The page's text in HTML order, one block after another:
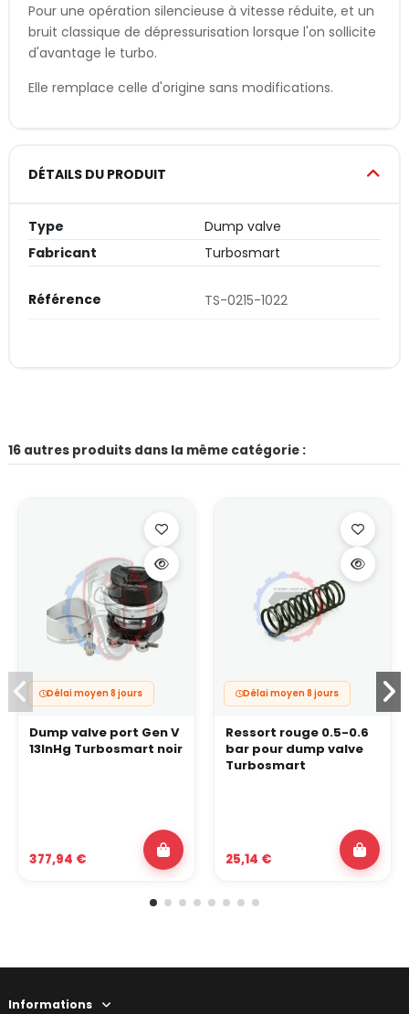
Pour une opération silencieuse à vitesse réduite, et un
bruit classique de dépressurisation lorsque l'on sollicite
d'avantage le turbo.
Elle remplace celle d'origine sans modifications.
DÉTAILS DU PRODUIT
Type
Dump valve
Fabricant
Turbosmart
Référence TS-0215-1022
16 autres produits dans la même catégorie :
Délai moyen 8 jours
Dump valve port Gen V
13lnHg Turbosmart noir
377,94 €
Délai moyen 8 jours
Ressort rouge 0.5-0.6
bar pour dump valve
Turbosmart
25,14 €
Informations